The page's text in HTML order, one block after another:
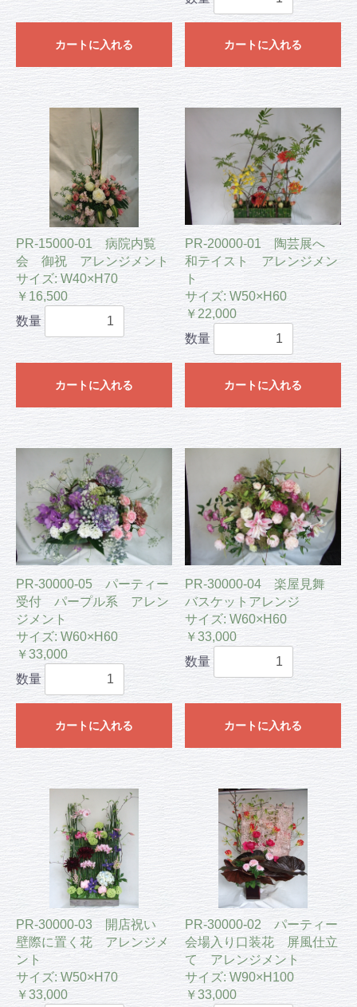
カートに入れる カートに入れる
PR-15000-01 病院内覧
会 御祝 アレンジメント
サイズ: W40×H70
￥16,500
数量
カートに入れる
PR-20000-01 陶芸展へ
和テイスト アレンジメン
ト
サイズ: W50×H60
￥22,000
数量
カートに入れる
PR-30000-05 パーティー
受付 パープル系 アレン
ジメント
サイズ: W60×H60
￥33,000
数量
カートに入れる
PR-30000-04 楽屋見舞
バスケットアレンジ
サイズ: W60×H60
￥33,000
数量
カートに入れる
PR-30000-03 開店祝い
壁際に置く花 アレンジメ
ント
サイズ: W50×H70
￥33,000
PR-30000-02 パーティー
会場入り口装花 屏風仕立
て アレンジメント
サイズ: W90×H100
￥33,000